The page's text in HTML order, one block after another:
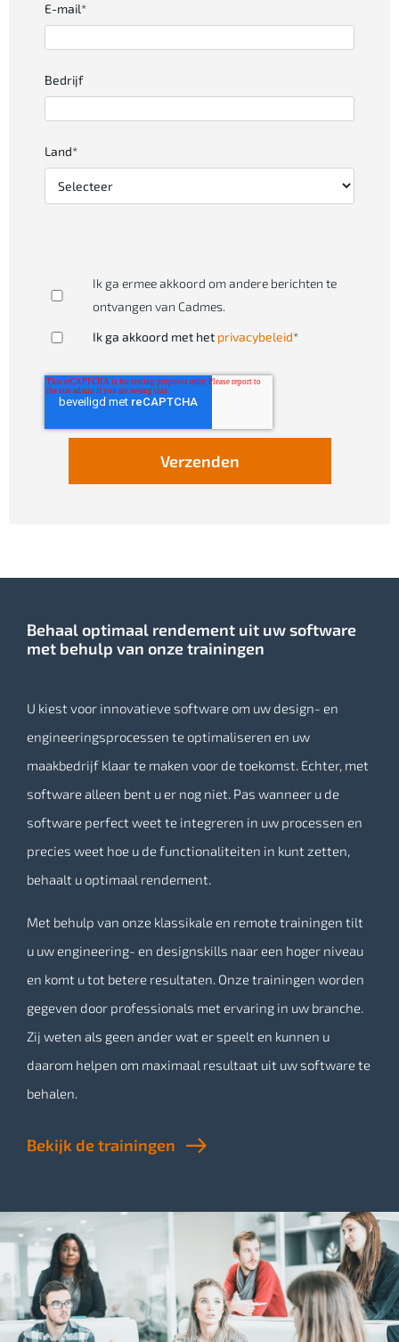
E-mail*
Bedrijf
Land*
Ik ga ermee akkoord om andere berichten te
ontvangen van Cadmes.
Ik ga akkoord met het privacybeleid*
Behaal optimaal rendement uit uw software
met behulp van onze trainingen
U kiest voor innovatieve software om uw design- en
engineeringsprocessen te optimaliseren en uw
maakbedrijf klaar te maken voor de toekomst. Echter, met
software alleen bent u er nog niet. Pas wanneer u de
software perfect weet te integreren in uw processen en
precies weet hoe u de functionaliteiten in kunt zetten,
behaalt u optimaal rendement.
Met behulp van onze klassikale en remote trainingen tilt
u uw engineering- en designskills naar een hoger niveau
en komt u tot betere resultaten. Onze trainingen worden
gegeven door professionals met ervaring in uw branche.
Zij weten als geen ander wat er speelt en kunnen u
daarom helpen om maximaal resultaat uit uw software te
behalen.
Bekijk de trainingen